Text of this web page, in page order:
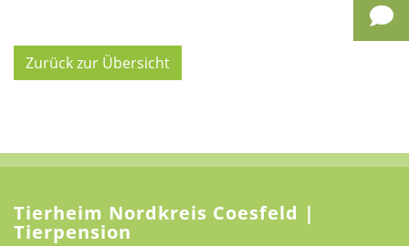
Zurück zur Übersicht
Tierheim Nordkreis Coesfeld |
Tierpension